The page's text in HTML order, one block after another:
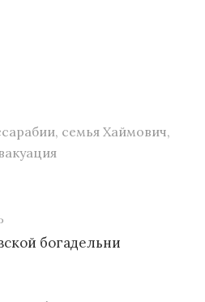
, семья Хаймович,
богадельни